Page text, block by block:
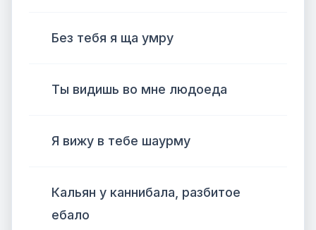
Без тебя я ща умру
Ты видишь во мне людоеда
Я вижу в тебе шаурму
Кальян у каннибала, разбитое
ебало